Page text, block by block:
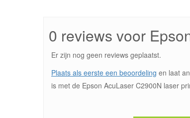
0 reviews voor
Er zijn nog geen reviews geplaatst.
Plaats als eerste een beoordeling en laat
is met de Epson AcuLaser C2900N laser